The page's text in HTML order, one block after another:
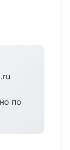
по